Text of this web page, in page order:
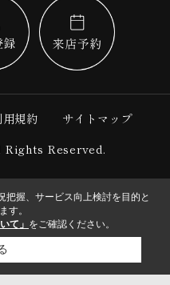
規約
サイトマップ
Rights Reserved.
把握、サービス向上検討を目的と
す。
て」 をご確認ください。